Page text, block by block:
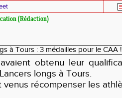
(Rédaction)
obtenu leur
longs à Tours.
récompenser les